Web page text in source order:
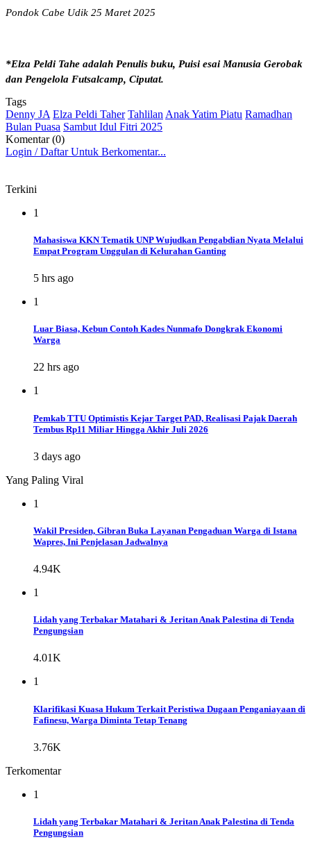
Pondok Cabe Udik 25 Maret 2025
*Elza Peldi Tahe adalah Penulis buku, Puisi esai Manusia Gerobak
dan Pengelola Futsalcamp, Ciputat.
Tags
Denny JA Elza Peldi Taher Tahlilan Anak Yatim Piatu Ramadhan
Bulan Puasa Sambut Idul Fitri 2025
Komentar (0)
Login / Daftar Untuk Berkomentar...
Terkini
1
Mahasiswa KKN Tematik UNP Wujudkan Pengabdian Nyata Melalui
Empat Program Unggulan di Kelurahan Ganting
5 hrs ago
1
Luar Biasa, Kebun Contoh Kades Nunmafo Dongkrak Ekonomi
Warga
22 hrs ago
1
Pemkab TTU Optimistis Kejar Target PAD, Realisasi Pajak Daerah
Tembus Rp11 Miliar Hingga Akhir Juli 2026
3 days ago
Yang Paling Viral
1
Wakil Presiden, Gibran Buka Layanan Pengaduan Warga di Istana
Wapres, Ini Penjelasan Jadwalnya
4.94K
1
Lidah yang Terbakar Matahari & Jeritan Anak Palestina di Tenda
Pengungsian
4.01K
1
Klarifikasi Kuasa Hukum Terkait Peristiwa Dugaan Penganiayaan di
Fafinesu, Warga Diminta Tetap Tenang
3.76K
Terkomentar
1
Lidah yang Terbakar Matahari & Jeritan Anak Palestina di Tenda
Pengungsian